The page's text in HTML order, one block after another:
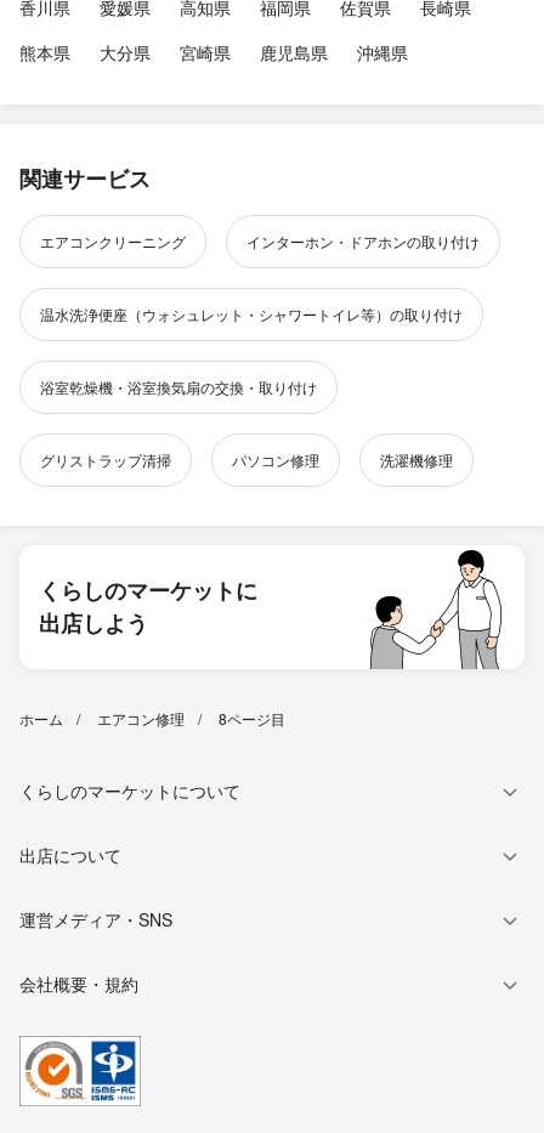
香川県
愛媛県 高知県 福岡県 佐賀県
長崎県
熊本県
大分県 宮崎県 鹿児島県 沖縄県
関連サービス
エアコンクリーニング インターホン・ドアホンの取り付け
温水洗浄便座（ウォシュレット・シャワートイレ等）の取り付け
浴室乾燥機・浴室換気扇の交換・取り付け
グリストラップ清掃 パソコン修理 洗濯機修理
くらしのマーケットに
出店しよう
ホーム エアコン修理 8ページ目
くらしのマーケットについて
出店について
運営メディア・SNS
会社概要・規約